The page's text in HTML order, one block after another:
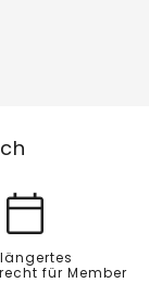
für Member